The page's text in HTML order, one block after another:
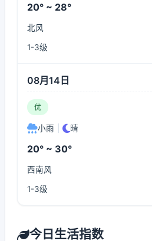
20° ~ 28°
北风
1-3级
08月14日
优
小雨 晴
20° ~ 30°
西南风
1-3级
今日生活指数